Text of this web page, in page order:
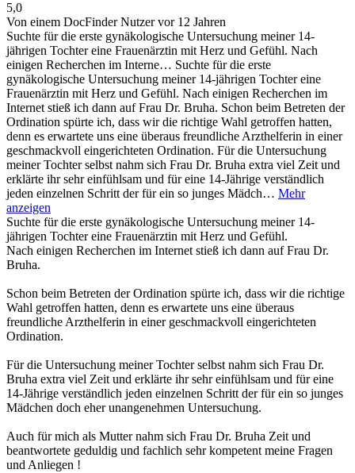
5,0
Von einem DocFinder Nutzervor 12 Jahren
Suchte für die erste gynäkologische Untersuchung meiner 14-
jährigen Tochter eine Frauenärztin mit Herz und Gefühl. Nach
einigen Recherchen im Interne… Suchte für die erste
gynäkologische Untersuchung meiner 14-jährigen Tochter eine
Frauenärztin mit Herz und Gefühl. Nach einigen Recherchen im
Internet stieß ich dann auf Frau Dr. Bruha. Schon beim Betreten der
Ordination spürte ich, dass wir die richtige Wahl getroffen hatten,
denn es erwartete uns eine überaus freundliche Arzthelferin in einer
geschmackvoll eingerichteten Ordination. Für die Untersuchung
meiner Tochter selbst nahm sich Frau Dr. Bruha extra viel Zeit und
erklärte ihr sehr einfühlsam und für eine 14-Jährige verständlich
jeden einzelnen Schritt der für ein so junges Mädch… Mehr
anzeigen
Suchte für die erste gynäkologische Untersuchung meiner 14-
jährigen Tochter eine Frauenärztin mit Herz und Gefühl.
Nach einigen Recherchen im Internet stieß ich dann auf Frau Dr.
Bruha.
Schon beim Betreten der Ordination spürte ich, dass wir die richtige
Wahl getroffen hatten, denn es erwartete uns eine überaus
freundliche Arzthelferin in einer geschmackvoll eingerichteten
Ordination.
Für die Untersuchung meiner Tochter selbst nahm sich Frau Dr.
Bruha extra viel Zeit und erklärte ihr sehr einfühlsam und für eine
14-Jährige verständlich jeden einzelnen Schritt der für ein so junges
Mädchen doch eher unangenehmen Untersuchung.
Auch für mich als Mutter nahm sich Frau Dr. Bruha Zeit und
beantwortete geduldig und fachlich sehr kompetent meine Fragen
und Anliegen !